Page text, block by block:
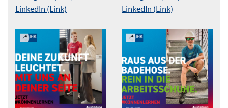
LinkedIn (Link)
LinkedIn (Link)